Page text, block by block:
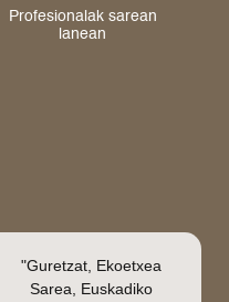
Profesionalak sarean
lanean
"Guretzat, Ekoetxea
Sarea, Euskadiko